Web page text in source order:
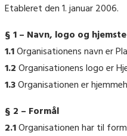
Etableret den 1. januar 2006.
§ 1 – Navn, logo og
1.1Organisationens navn er
1.2Organisationens logo er
1.3Organisationen er
§ 2 – Formål
2.1Organisationen har til